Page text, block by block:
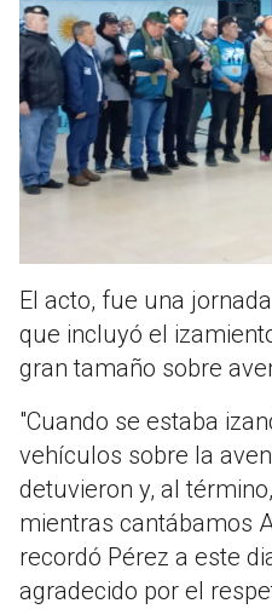
El acto, fue una
que incluyó el
gran tamaño sobre
"Cuando se estaba
vehículos sobre la
detuvieron y, al
mientras cantábamos
recordó Pérez a este
agradecido por el